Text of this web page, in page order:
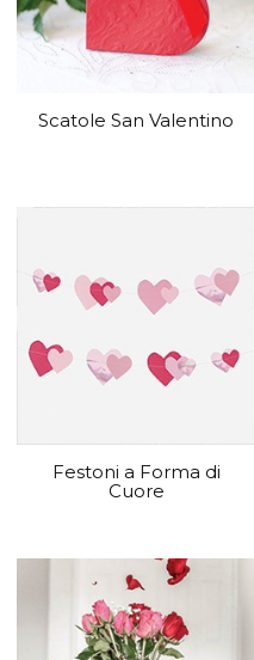
Scatole San Valentino
Festoni a Forma di
Cuore